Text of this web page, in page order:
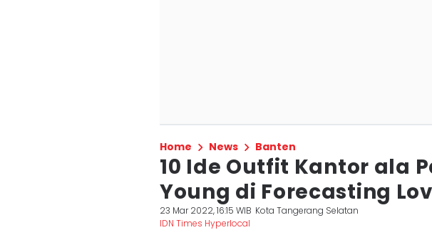
Home News Banten
10 Ide Outfit Kantor ala
Young di Forecasting
23 Mar 2022, 16:15 WIB Kota Tangerang Selatan
IDN Times Hyperlocal